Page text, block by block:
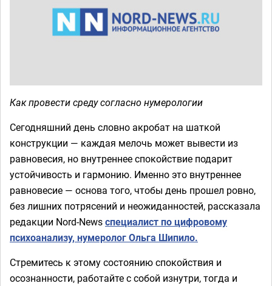
Как провести среду согласно нумерологии
Сегодняшний день словно акробат на шаткой
конструкции — каждая мелочь может вывести из
равновесия, но внутреннее спокойствие подарит
устойчивость и гармонию. Именно это внутреннее
равновесие — основа того, чтобы день прошел ровно,
без лишних потрясений и неожиданностей, рассказала
редакции Nord-Newsспециалист по цифровому
психоанализу, нумеролог Ольга Шипило.
Стремитесь к этому состоянию спокойствия и
осознанности, работайте с собой изнутри, тогда и